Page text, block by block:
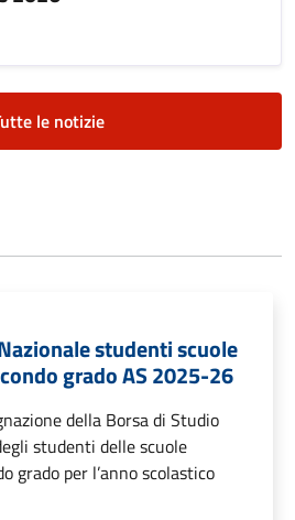
le notizie
studenti scuole
grado AS 2025-26
della Borsa di Studio
studenti delle scuole
grado per l’anno scolastico